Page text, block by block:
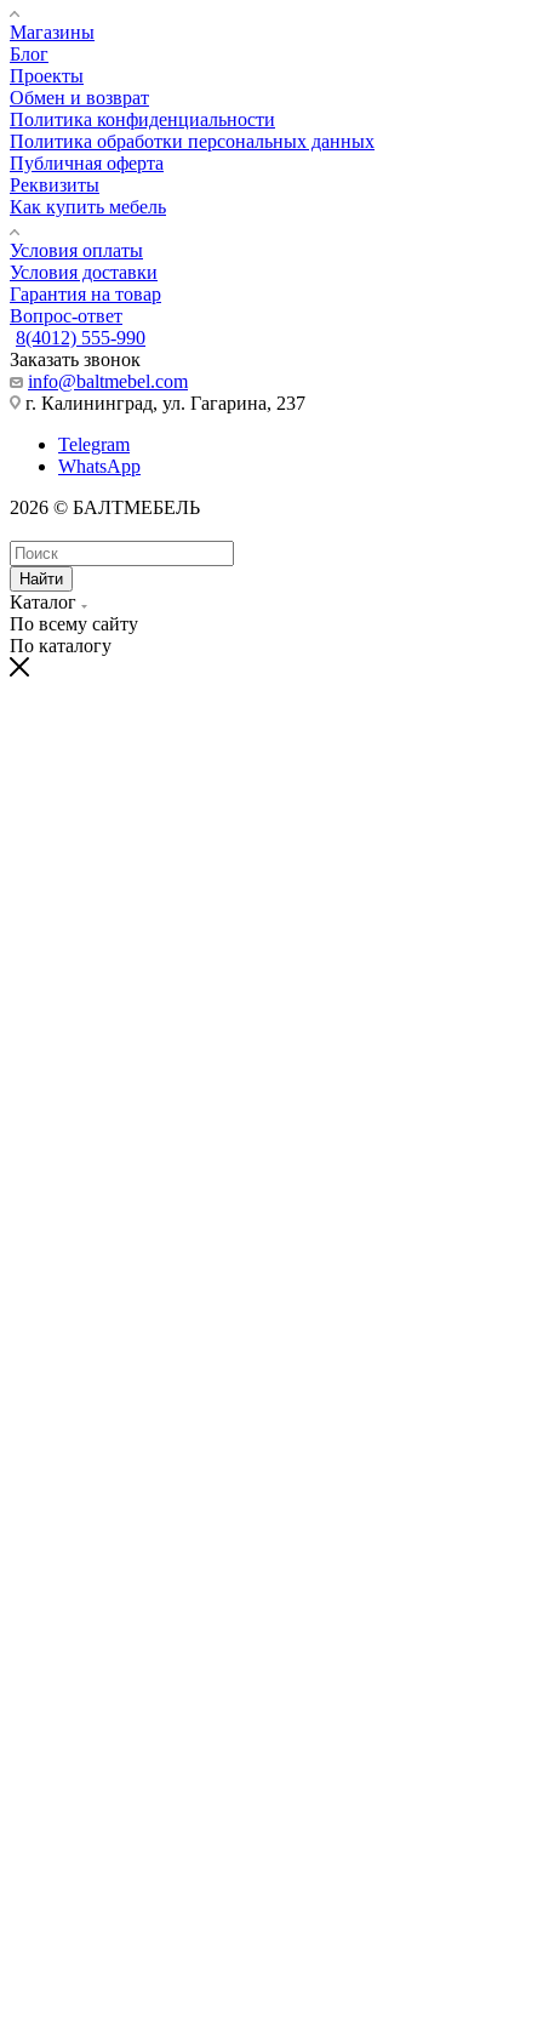
Магазины
Блог
Проекты
Обмен и возврат
Политика конфиденциальности
Политика обработки персональных данных
Публичная оферта
Реквизиты
Как купить мебель
Условия оплаты
Условия доставки
Гарантия на товар
Вопрос-ответ
8(4012) 555-990
Заказать звонок
info@baltmebel.com
г. Калининград, ул. Гагарина, 237
Telegram
WhatsApp
2026 © БАЛТМЕБЕЛЬ
Найти
Каталог
По всему сайту
По каталогу